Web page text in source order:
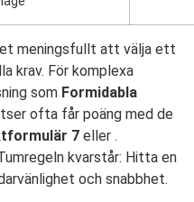
meningsfullt att välja ett
krav. För komplexa
som Formidabla
ofta får poäng med de
7 eller .
kvarstår: Hitta en
och snabbhet.